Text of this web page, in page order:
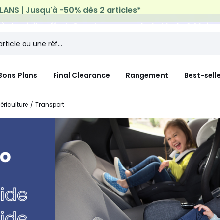
à domicile offerte*sur tous vos achats Mode & Maison
Plans Final Clearance Rangement Best-
Transport